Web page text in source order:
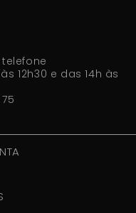
12h30 e das 14h às